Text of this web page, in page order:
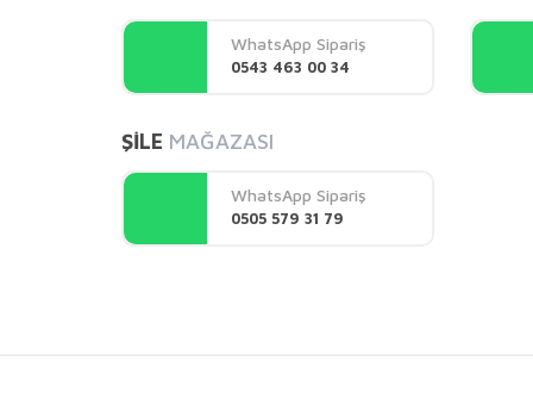
Ürün açıklamasında eksik bilgiler bulunuyor.
Ürün bilgilerinde hatalar bulunuyor.
Ürün fiyatı diğer sitelerden daha pahalı.
Bu ürüne benzer farklı alternatifler olmalı.
WhatsApp Sipariş
0543 463 00 34
ŞİLE MAĞAZASI
WhatsApp Sipariş
0505 579 31 79